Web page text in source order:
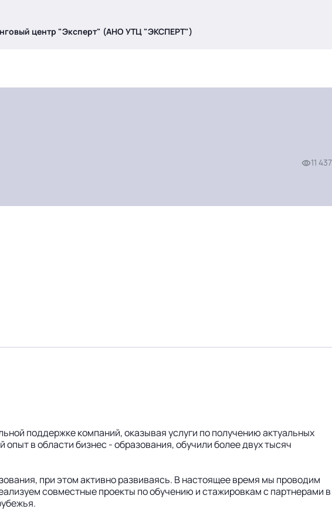
центр "Эксперт" (АНО УТЦ "ЭКСПЕРТ")
11 437
поддержке компаний, оказывая услуги по получению актуальных
в области бизнес - образования, обучили более двух тысяч
при этом активно развиваясь. В настоящее время мы проводим
совместные проекты по обучению и стажировкам с партнерами в